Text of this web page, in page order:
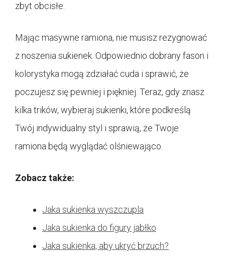
zbyt obcisłe.
Mając masywne ramiona, nie musisz rezygnować
z noszenia sukienek. Odpowiednio dobrany fason i
kolorystyka mogą zdziałać cuda i sprawić, że
poczujesz się pewniej i piękniej. Teraz, gdy znasz
kilka trików, wybieraj sukienki, które podkreślą
Twój indywidualny styl i sprawią, że Twoje
ramiona będą wyglądać olśniewająco.
Zobacz także:
Jaka sukienka wyszczupla
Jaka sukienka do figury jabłko
Jaka sukienka, aby ukryć brzuch?